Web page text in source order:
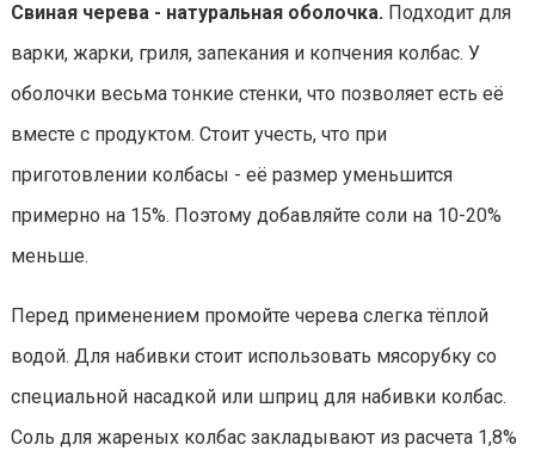
Свиная черева - натуральная оболочка. Подходит для
варки, жарки, гриля, запекания и копчения колбас. У
оболочки весьма тонкие стенки, что позволяет есть её
вместе с продуктом. Стоит учесть, что при
приготовлении колбасы - её размер уменьшится
примерно на 15%. Поэтому добавляйте соли на 10-20%
меньше.
Перед применением промойте черева слегка тёплой
водой. Для набивки стоит использовать мясорубку со
специальной насадкой или шприц для набивки колбас.
Соль для жареных колбас закладывают из расчета 1,8%